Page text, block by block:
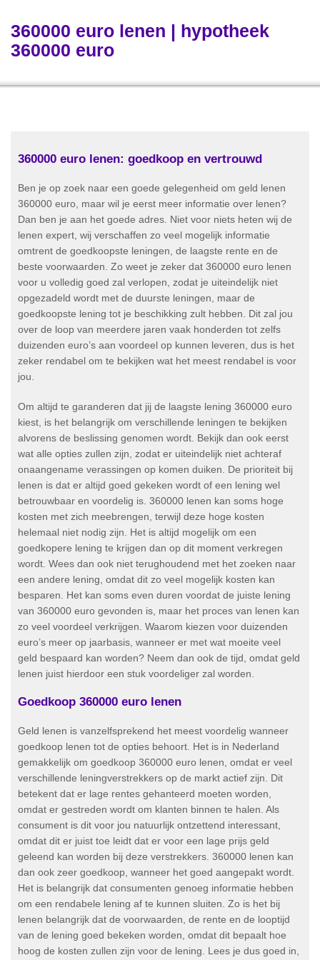
360000 euro lenen | hypotheek
360000 euro
360000 euro lenen: goedkoop en vertrouwd
Ben je op zoek naar een goede gelegenheid om geld lenen
360000 euro, maar wil je eerst meer informatie over lenen?
Dan ben je aan het goede adres. Niet voor niets heten wij de
lenen expert, wij verschaffen zo veel mogelijk informatie
omtrent de goedkoopste leningen, de laagste rente en de
beste voorwaarden. Zo weet je zeker dat 360000 euro lenen
voor u volledig goed zal verlopen, zodat je uiteindelijk niet
opgezadeld wordt met de duurste leningen, maar de
goedkoopste lening tot je beschikking zult hebben. Dit zal jou
over de loop van meerdere jaren vaak honderden tot zelfs
duizenden euro’s aan voordeel op kunnen leveren, dus is het
zeker rendabel om te bekijken wat het meest rendabel is voor
jou.
Om altijd te garanderen dat jij de laagste lening 360000 euro
kiest, is het belangrijk om verschillende leningen te bekijken
alvorens de beslissing genomen wordt. Bekijk dan ook eerst
wat alle opties zullen zijn, zodat er uiteindelijk niet achteraf
onaangename verassingen op komen duiken. De prioriteit bij
lenen is dat er altijd goed gekeken wordt of een lening wel
betrouwbaar en voordelig is. 360000 lenen kan soms hoge
kosten met zich meebrengen, terwijl deze hoge kosten
helemaal niet nodig zijn. Het is altijd mogelijk om een
goedkopere lening te krijgen dan op dit moment verkregen
wordt. Wees dan ook niet terughoudend met het zoeken naar
een andere lening, omdat dit zo veel mogelijk kosten kan
besparen. Het kan soms even duren voordat de juiste lening
van 360000 euro gevonden is, maar het proces van lenen kan
zo veel voordeel verkrijgen. Waarom kiezen voor duizenden
euro’s meer op jaarbasis, wanneer er met wat moeite veel
geld bespaard kan worden? Neem dan ook de tijd, omdat geld
lenen juist hierdoor een stuk voordeliger zal worden.
Goedkoop 360000 euro lenen
Geld lenen is vanzelfsprekend het meest voordelig wanneer
goedkoop lenen tot de opties behoort. Het is in Nederland
gemakkelijk om goedkoop 360000 euro lenen, omdat er veel
verschillende leningverstrekkers op de markt actief zijn. Dit
betekent dat er lage rentes gehanteerd moeten worden,
omdat er gestreden wordt om klanten binnen te halen. Als
consument is dit voor jou natuurlijk ontzettend interessant,
omdat dit er juist toe leidt dat er voor een lage prijs geld
geleend kan worden bij deze verstrekkers. 360000 lenen kan
dan ook zeer goedkoop, wanneer het goed aangepakt wordt.
Het is belangrijk dat consumenten genoeg informatie hebben
om een rendabele lening af te kunnen sluiten. Zo is het bij
lenen belangrijk dat de voorwaarden, de rente en de looptijd
van de lening goed bekeken worden, omdat dit bepaalt hoe
hoog de kosten zullen zijn voor de lening. Lees je dus goed in,